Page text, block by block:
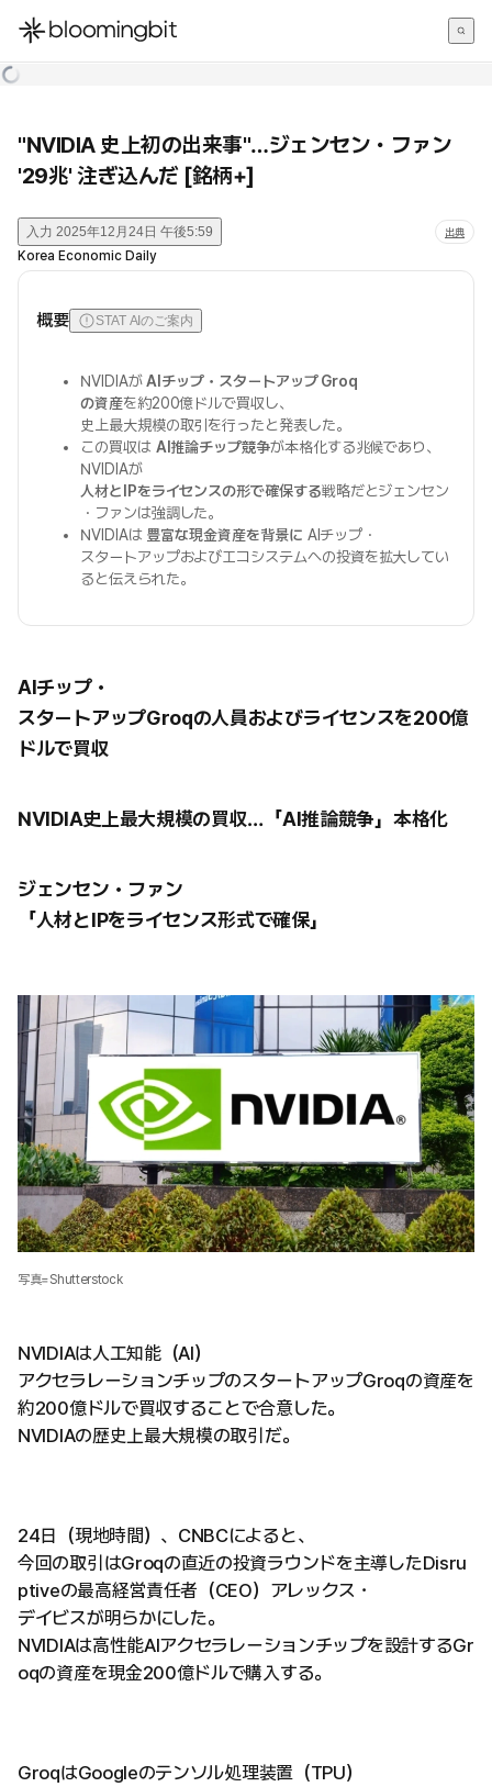
한국어
"NVIDIA 史上初の出来事"…ジェンセン・ファン
'29兆' 注ぎ込んだ [銘柄+]
入力 2025年12月24日 午後5:59 出典
Korea Economic Daily
概要 STAT AIのご案内
NVIDIAがAIチップ・スタートアップ Groq
の資産を約200億ドルで買収し、
史上最大規模の取引を行ったと発表した。
この買収は AI推論チップ競争が本格化する兆候であり、
NVIDIAが
人材とIPをライセンスの形で確保する戦略だとジェンセン
・ファンは強調した。
NVIDIAは 豊富な現金資産を背景に AIチップ・
スタートアップおよびエコシステムへの投資を拡大してい
ると伝えられた。
AIチップ・
スタートアップGroqの人員およびライセンスを200億
ドルで買収
NVIDIA史上最大規模の買収…「AI推論競争」本格化
ジェンセン・ファン
「人材とIPをライセンス形式で確保」
写真=Shutterstock
NVIDIAは人工知能（AI）
アクセラレーションチップのスタートアップGroqの資産を
約200億ドルで買収することで合意した。
NVIDIAの歴史上最大規模の取引だ。
24日（現地時間）、CNBCによると、
今回の取引はGroqの直近の投資ラウンドを主導したDisru
ptiveの最高経営責任者（CEO）アレックス・
デイビスが明らかにした。
NVIDIAは高性能AIアクセラレーションチップを設計するGr
oqの資産を現金200億ドルで購入する。
GroqはGoogleのテンソル処理装置（TPU）